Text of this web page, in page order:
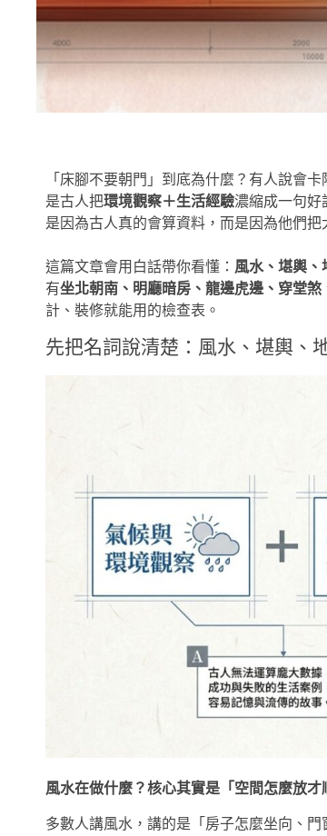
「床腳不要朝門」到底為什麼？有人說會
是古人把環境觀察＋生活經驗濃縮成一句好
是因為古人真的會算資料，而是因為他們
這篇文章會用白話帶你看懂： 風水、堪輿、
有坐北朝南、明廳暗房、龍邊虎邊、穿堂煞
計、裝修就能用的檢查表。
先把名詞說清楚：風水、堪輿、
風水在做什麼？核心其實是「空間怎麼放才
多數人講風水，講的是「房子怎麼坐向、